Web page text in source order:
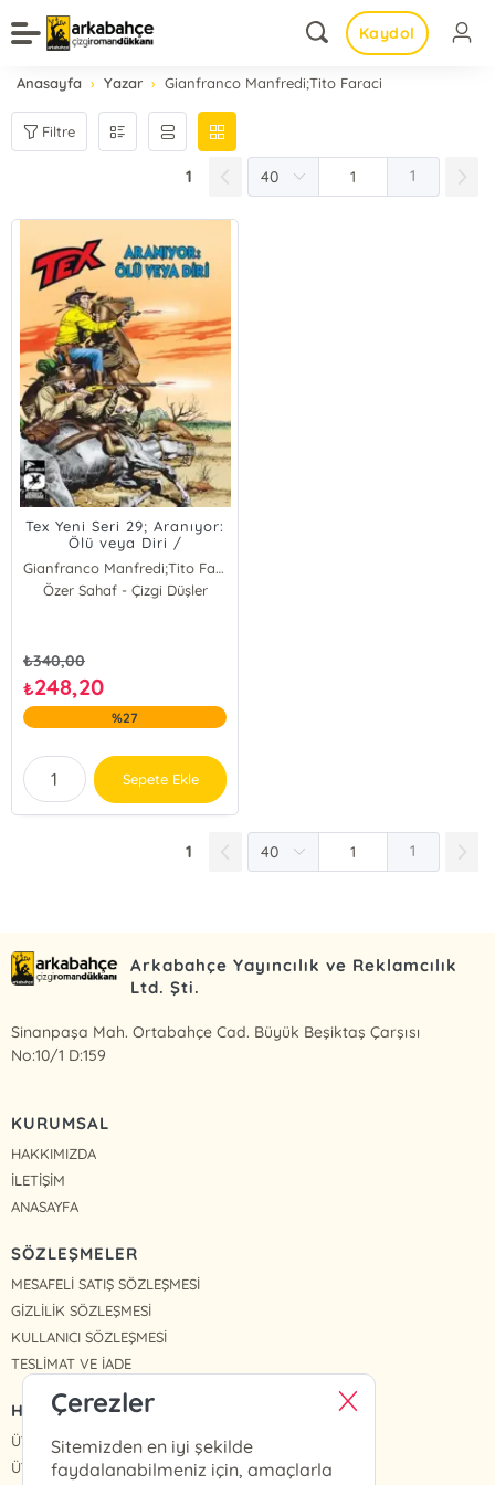
Kaydol
Anasayfa Yazar Gianfranco Manfredi;Tito Faraci
Filtre
1 1
Tex Yeni Seri 29; Aranıyor:
Ölü veya Diri /
Korkusuzlar Kervanı
Gianfranco Manfredi;Tito Faraci
Gianfranco Manfredi
Özer Sahaf - Çizgi Düşler
₺340,00
₺248,20
%27
Sepete Ekle
1 1
Arkabahçe Yayıncılık ve Reklamcılık
Ltd. Şti.
Sinanpaşa Mah. Ortabahçe Cad. Büyük Beşiktaş Çarşısı
No:10/1 D:159
KURUMSAL
HAKKIMIZDA
İLETİŞİM
ANASAYFA
SÖZLEŞMELER
MESAFELİ SATIŞ SÖZLEŞMESİ
GİZLİLİK SÖZLEŞMESİ
KULLANICI SÖZLEŞMESİ
TESLİMAT VE İADE
HIZLI ERİŞİM
ÜYE OL
ÜYE GİRİŞ
Çerezler
Sitemizden en iyi şekilde
faydalanabilmeniz için, amaçlarla